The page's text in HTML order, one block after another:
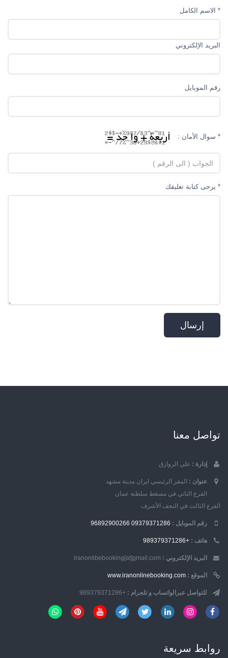
* الاسم الکامل
البريد الإلكتروني
رقم الموبایل
* سوال الأمان :
* يرجى كتابة تعليقك
تواصل معنا
إدارة : علي الروازق
عنوان : المقر الرئيسي ايران مدينة مشهد
الفرع الثاني في مسقط سلطنة عمان
الفرع الثالث في النجف الأشرف
رقم الموبایل : 09379371286
96892900266
هاتف : +989379371286
البريد الإلكتروني : iranonlibebooking[at]gmail.com
الموقع : www.iranonlinebooking.com
للتواصل عبرالواتساب و تلجرام : +989379371286
روابط سریعة